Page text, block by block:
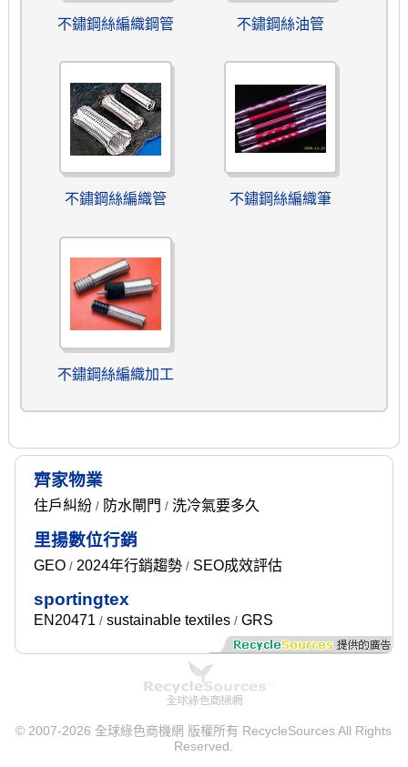
不鏽鋼絲編織鋼管 不鏽鋼絲油管
不鏽鋼絲編織管 不鏽鋼絲編織筆
不鏽鋼絲編織加工
齊家物業
住戶糾紛/ 防水閘門 / 洗冷氣要多久
里揚數位行銷
GEO/ 2024年行銷趨勢/ SEO成效評估
sportingtex
EN20471/ sustainable textiles/ GRS
© 2007-2026 全球綠色商機網 版權所有 RecycleSources All Rights
Reserved.